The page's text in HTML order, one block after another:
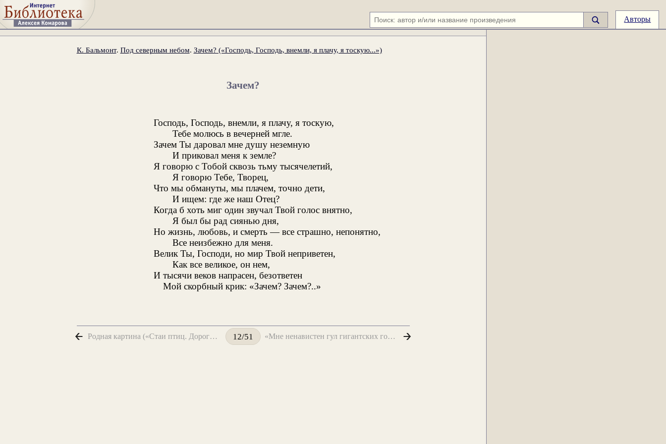
Авторы
К. Бальмонт. Под северным небом. Зачем? («Господь, Господь, внемли, я плачу, я тоскую...»)
Зачем?
Господь, Господь, внемли, я плачу, я тоскую,
Тебе молюсь в вечерней мгле.
Зачем Ты даровал мне душу неземную
И приковал меня к земле?
Я говорю с Тобой сквозь тьму тысячелетий,
Я говорю Тебе, Творец,
Что мы обмануты, мы плачем, точно дети,
И ищем: где же наш Отец?
Когда б хоть миг один звучал Твой голос внятно,
Я был бы рад сиянью дня,
Но жизнь, любовь, и смерть — все страшно, непонятно,
Все неизбежно для меня.
Велик Ты, Господи, но мир Твой неприветен,
Как все великое, он нем,
И тысячи веков напрасен, безответен
Мой скорбный крик: «Зачем? Зачем?..»
Родная картина («Стаи птиц. Дороги лента...») 12/51 «Мне ненавистен гул гигантских городов...»